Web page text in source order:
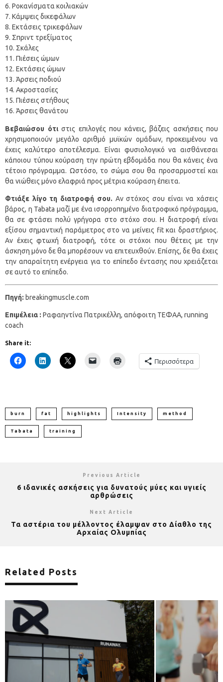
Ροκανίσματα κοιλιακών
Κάμψεις δικεφάλων
Εκτάσεις τρικεφάλων
Σπριντ τρεξίματος
Σκάλες
Πιέσεις ώμων
Εκτάσεις ώμων
Άρσεις ποδιού
Ακροστασίες
Πιέσεις στήθους
Άρσεις θανάτου
Βεβαιώσου ότιστις επιλογές που κάνεις, βάζεις ασκήσεις που
χρησιμοποιούν μεγάλο αριθμό μυϊκών ομάδων, προκειμένου να
έχεις καλύτερο αποτέλεσμα. Είναι φυσιολογικό να αισθάνεσαι
κάποιου τύπου κούραση την πρώτη εβδομάδα που θα κάνεις ένα
τέτοιο πρόγραμμα. Ωστόσο, το σώμα σου θα προσαρμοστεί και
θα νιώθεις μόνο ελαφριά προς μέτρια κούραση έπειτα.
Φτιάξε λίγο τη διατροφή σου. Αν στόχος σου είναι να χάσεις
βάρος, η Tabata μαζί με ένα ισορροπημένο διατροφικό πρόγραμμα,
θα σε φτάσει πολύ γρήγορα στο στόχο σου. Η διατροφή είναι
εξίσου σημαντική παράμετρος στο να μείνεις fit και δραστήριος.
Αν έχεις φτωχή διατροφή, τότε οι στόχοι που θέτεις με την
άσκηση μόνο δε θα μπορέσουν να επιτευχθούν. Επίσης, δε θα έχεις
την απαραίτητη ενέργεια για το επίπεδο έντασης που χρειάζεται
σε αυτό το επίπεδο.
Πηγή: breakingmuscle.com
Επιμέλεια : Ραφαηντίνα Πατρικέλλη, απόφοιτη ΤΕΦΑΑ, running
coach
Share it:
Περισσότερα
burn fat highlights Intensity method
Tabata training
Previous Article
6 ιδανικές ασκήσεις για δυνατούς μύες και υγιείς
αρθρώσεις
Next Article
Τα αστέρια του μέλλοντος έλαμψαν στo Δίαθλο της
Αρχαίας Ολυμπίας
Related Posts